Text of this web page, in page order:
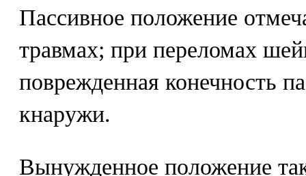
Пассивное положение
травмах; при переломах
поврежденная конечность
кнаружи.
Вынужденное положение